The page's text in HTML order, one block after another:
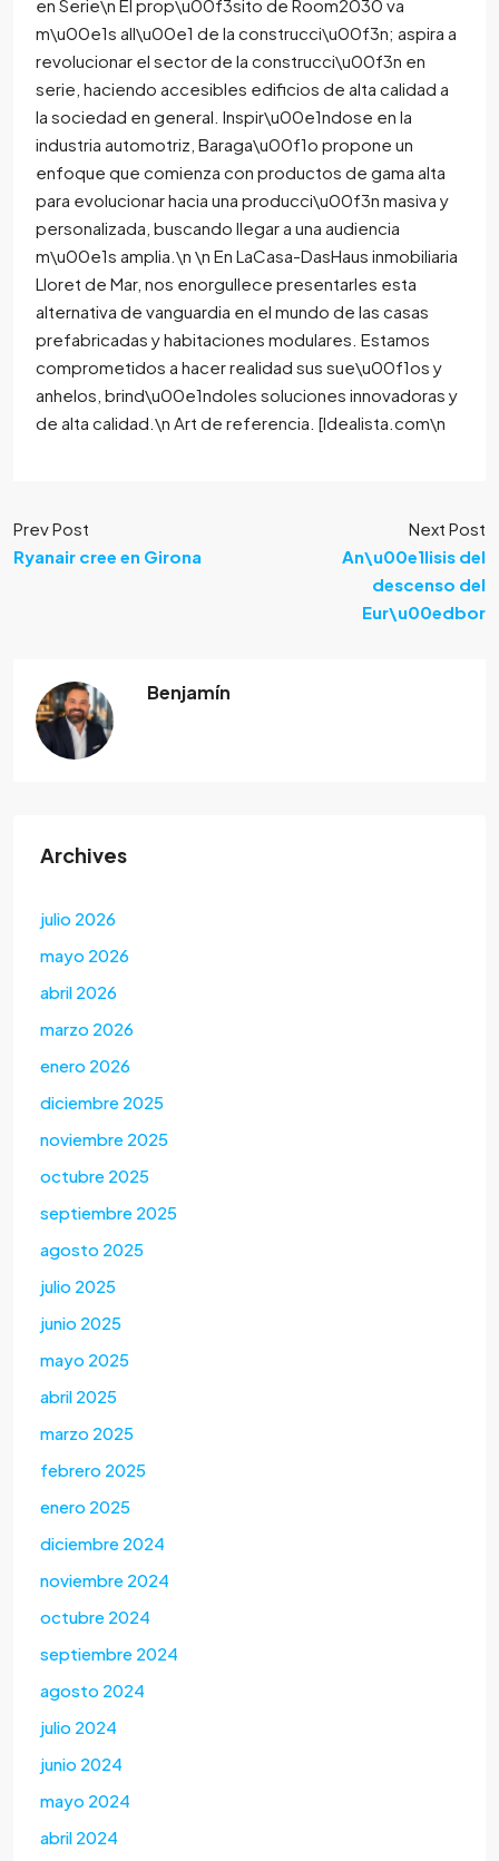
en Serie\n El prop\u00f3sito de Room2030 va
m\u00e1s all\u00e1 de la construcci\u00f3n; aspira a
revolucionar el sector de la construcci\u00f3n en
serie, haciendo accesibles edificios de alta calidad a
la sociedad en general. Inspir\u00e1ndose en la
industria automotriz, Baraga\u00f1o propone un
enfoque que comienza con productos de gama alta
para evolucionar hacia una producci\u00f3n masiva y
personalizada, buscando llegar a una audiencia
m\u00e1s amplia.\n \n En LaCasa-DasHaus inmobiliaria
Lloret de Mar, nos enorgullece presentarles esta
alternativa de vanguardia en el mundo de las casas
prefabricadas y habitaciones modulares. Estamos
comprometidos a hacer realidad sus sue\u00f1os y
anhelos, brind\u00e1ndoles soluciones innovadoras y
de alta calidad.\n Art de referencia. [Idealista.com\n
Prev Post
Ryanair cree en Girona
Next Post
An\u00e1lisis del
descenso del
Eur\u00edbor
Benjamín
Archives
julio 2026
mayo 2026
abril 2026
marzo 2026
enero 2026
diciembre 2025
noviembre 2025
octubre 2025
septiembre 2025
agosto 2025
julio 2025
junio 2025
mayo 2025
abril 2025
marzo 2025
febrero 2025
enero 2025
diciembre 2024
noviembre 2024
octubre 2024
septiembre 2024
agosto 2024
julio 2024
junio 2024
mayo 2024
abril 2024